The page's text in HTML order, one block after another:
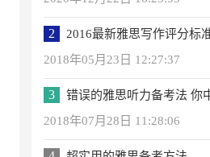
2
2016最新雅思写作评分标
2018年05月23日 12:27:37
3
错误的雅思听力备考法 你
2018年07月28日 11:28:06